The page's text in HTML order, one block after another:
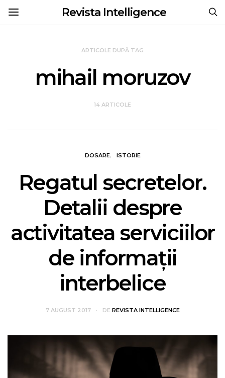
Revista Intelligence
ARTICOLE DUPĂ TAG
mihail moruzov
14 ARTICOLE
DOSARE ISTORIE
Regatul secretelor.
Detalii despre
activitatea serviciilor
de informaţii
interbelice
7 AUGUST 2017 DE REVISTA INTELLIGENCE